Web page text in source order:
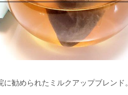
勧められたミルクアップブレンド。